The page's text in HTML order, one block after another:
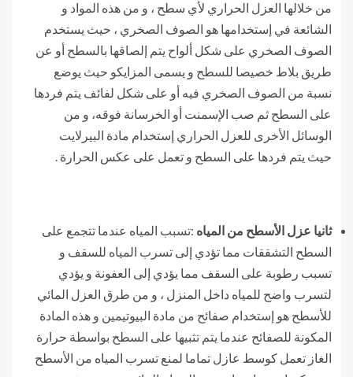
من خلالها العزل الحراري لأي سطح ، و من هذه المواد و
الشائعة في إستخدامها هو الصوف الصخري ، حيث يستخدم
الصوف الصخري على شكل ألواح يتم إلصاقها بالسطح أو عن
طريق بلاط خصيصا للسطح و يسمى المزايكو حيث يوضع
نسبة من الصوف الصخري فيه أو على شكل لفائف يتم فردها
على السطح ثم صب الإسمنت أو الخرسانة فوقه، و من
الوسائل الأخرى للعزل الحراري إستخدام مادة البيرلايت
حيث يتم فردها على السطح و تعمل على عكس الحرارة .
ثانيا عزل الأسطح من المياه :تسبب المياه عندما تتجمع على
السطح التشققات مما تؤدي إلى تسرب المياه للسقف و
تسبب رطوبة على السقف مما يؤدي إلى العفونة و يؤدي
لتسرب واضح للمياه داخل المنزل ، و من طرق العزل المائي
للأسطح هو إستخدام صفائح من مادة البيوتيمين و هذه المادة
المكونة للصفائح عندما يتم تثبيها على السطح بواسطة حرارة
الغاز تعمل كوسط عازل تماما لمنع تسرب المياه من الأسطح